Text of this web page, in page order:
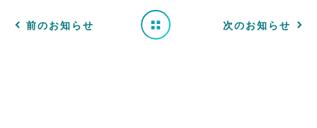
前のお知らせ 一 次のお知らせ